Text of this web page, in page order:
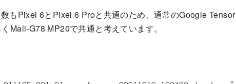
もPixel 6とPixel 6 Proと共通のため、通常のGoogle Tensor
Mali-G78 MP20で共通と考えています。